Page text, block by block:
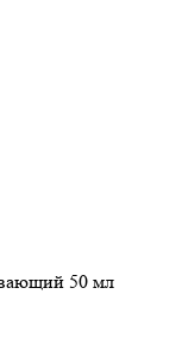
50 мл